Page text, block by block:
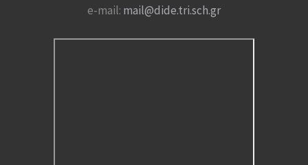
e-mail: mail@dide.tri.sch.gr